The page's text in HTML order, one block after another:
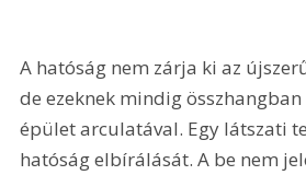
A hatóság nem zárja ki az
de ezeknek mindig
épület arculatával. Egy látszati
hatóság elbírálását. A be nem